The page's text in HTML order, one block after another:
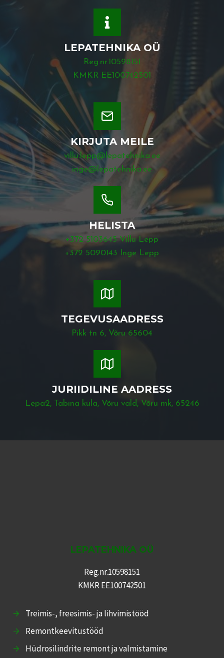
LEPATEHNIKA OÜ
Reg.nr.10598151
KMKR EE100742501
KIRJUTA MEILE
villu.lepp@lepatehnika.ee
inge@lepatehnika.ee
HELISTA
+372 5103645 Villu Lepp
+372 5090143 Inge Lepp
TEGEVUSAADRESS
Pikk tn 6, Võru 65604
JURIIDILINE AADRESS
Lepa2, Tabina küla, Võru vald, Võru mk, 65246
LEPATEHNIKA OÜ
Reg.nr.10598151
KMKR EE100742501
Treimis-, freesimis- ja lihvimistööd
Remontkeevitustööd
Hüdrosilindrite remont ja valmistamine